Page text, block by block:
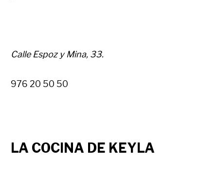
Calle Espoz y Mina, 33.
976 20 50 50
LA COCINA DE KEYLA